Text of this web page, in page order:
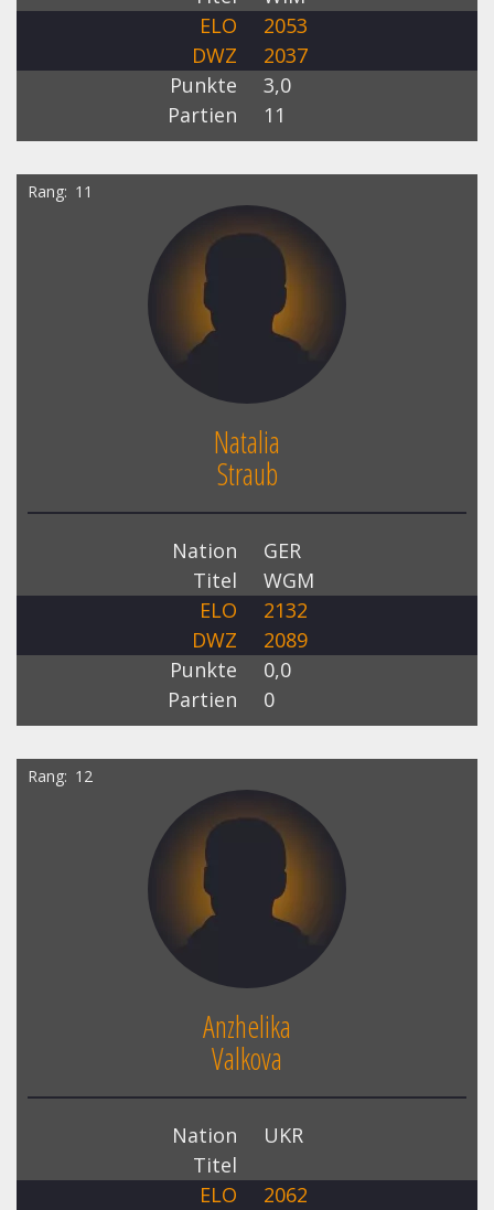
ELO
2053
DWZ
2037
Punkte
3,0
Partien
11
Rang 11
Natalia
Straub
Nation
GER
Titel
WGM
ELO
2132
DWZ
2089
Punkte
0,0
Partien
0
Rang 12
Anzhelika
Valkova
Nation
UKR
Titel
ELO
2062